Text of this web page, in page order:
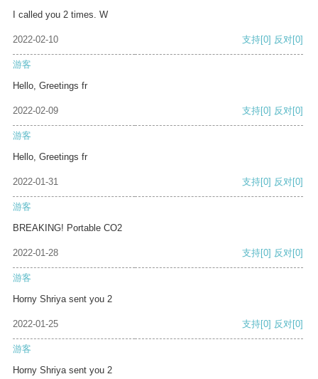
I called you 2 times. W
2022-02-10 支持[0] 反对[0]
游客
Hello, Greetings fr
2022-02-09 支持[0] 反对[0]
游客
Hello, Greetings fr
2022-01-31 支持[0] 反对[0]
游客
BREAKING! Portable CO2
2022-01-28 支持[0] 反对[0]
游客
Horny Shriya sent you 2
2022-01-25 支持[0] 反对[0]
游客
Horny Shriya sent you 2